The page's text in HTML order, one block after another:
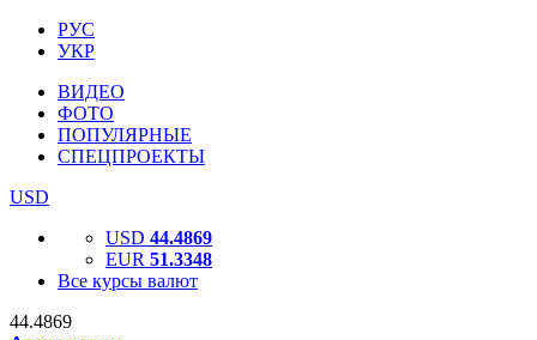
РУС
УКР
ВИДЕО
ФОТО
ПОПУЛЯРНЫЕ
СПЕЦПРОЕКТЫ
USD
USD 44.4869
EUR 51.3348
Все курсы валют
44.4869